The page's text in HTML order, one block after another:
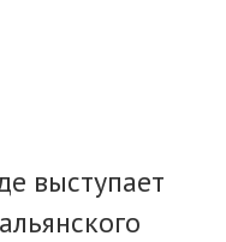
выступает